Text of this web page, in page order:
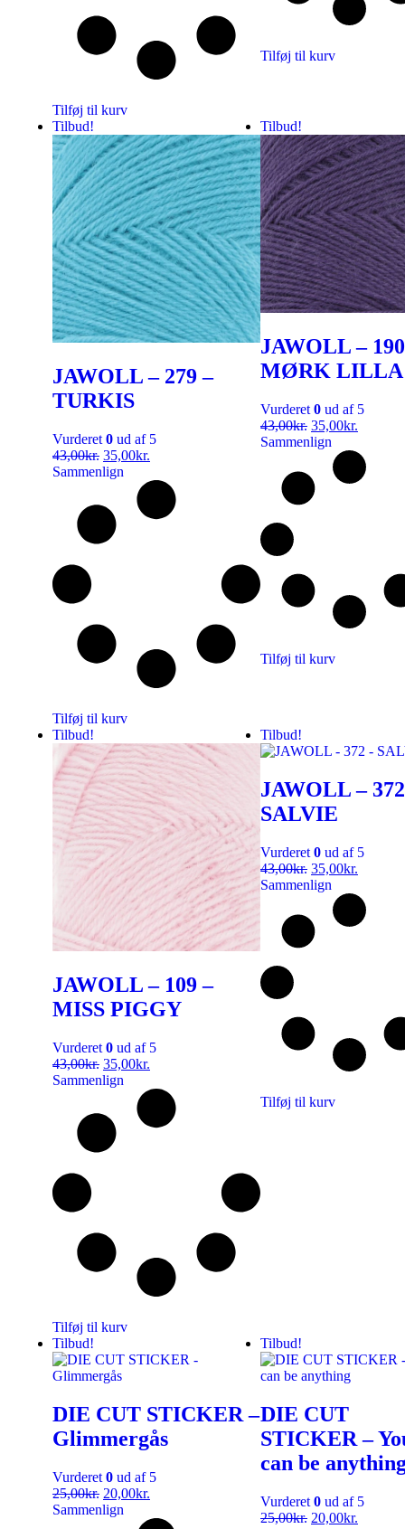
Tilføj til kurv
Tilføj til kurv
Tilbud!
JAWOLL – 279 –
TURKIS
Vurderet 0 ud af 5
43,00kr. 35,00kr.
Sammenlign
Tilføj til kurv
Tilbud!
JAWOLL –
MØRK LILLA
Vurderet 0 ud af 5
43,00kr. 35,00kr.
Sammenlign
Tilføj til kurv
Tilbud!
JAWOLL – 109 –
MISS PIGGY
Vurderet 0 ud af 5
43,00kr. 35,00kr.
Sammenlign
Tilføj til kurv
Tilbud!
JAWOLL –
SALVIE
Vurderet 0 ud af 5
43,00kr. 35,00kr.
Sammenlign
Tilføj til kurv
Tilbud!
DIE CUT STICKER –
Glimmergås
Vurderet 0 ud af 5
25,00kr. 20,00kr.
Sammenlign
Tilbud!
DIE CUT
STICKER –
can be
Vurderet 0 ud af 5
25,00kr. 20,00kr.